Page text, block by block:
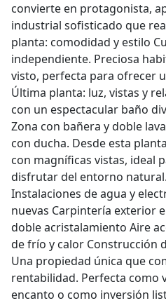
convierte en protagonista,
industrial sofisticado que
planta: comodidad y estilo
independiente. Preciosa
visto, perfecta para ofrecer
Última planta: luz, vistas y
con un espectacular baño
Zona con bañera y doble
con ducha. Desde esta
con magníficas vistas, ideal
disfrutar del entorno
Instalaciones de agua y
nuevas Carpintería exterior
doble acristalamiento Aire
de frío y calor Construcción
Una propiedad única que
rentabilidad. Perfecta como
encanto o como inversión